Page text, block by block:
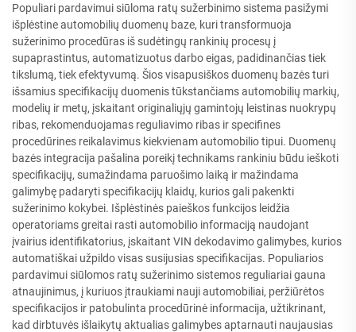
Populiari pardavimui siūloma ratų sužerbinimo sistema pasižymi
išplėstine automobilių duomenų baze, kuri transformuoja
sužerinimo procedūras iš sudėtingų rankinių procesų į
supaprastintus, automatizuotus darbo eigas, padidinančias tiek
tikslumą, tiek efektyvumą. Šios visapusiškos duomenų bazės turi
išsamius specifikacijų duomenis tūkstančiams automobilių markių,
modelių ir metų, įskaitant originaliųjų gamintojų leistinas nuokrypų
ribas, rekomenduojamas reguliavimo ribas ir specifines
procedūrines reikalavimus kiekvienam automobilio tipui. Duomenų
bazės integracija pašalina poreikį technikams rankiniu būdu ieškoti
specifikacijų, sumažindama paruošimo laiką ir mažindama
galimybę padaryti specifikacijų klaidų, kurios gali pakenkti
sužerinimo kokybei. Išplėstinės paieškos funkcijos leidžia
operatoriams greitai rasti automobilio informaciją naudojant
įvairius identifikatorius, įskaitant VIN dekodavimo galimybes, kurios
automatiškai užpildo visas susijusias specifikacijas. Populiarios
pardavimui siūlomos ratų sužerinimo sistemos reguliariai gauna
atnaujinimus, į kuriuos įtraukiami nauji automobiliai, peržiūrėtos
specifikacijos ir patobulinta procedūrinė informacija, užtikrinant,
kad dirbtuvės išlaikytų aktualias galimybes aptarnauti naujausias